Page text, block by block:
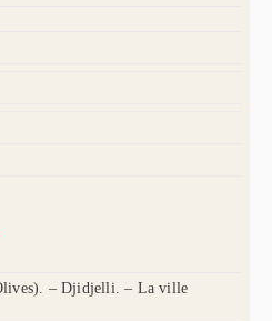
– Djidjelli. – La ville